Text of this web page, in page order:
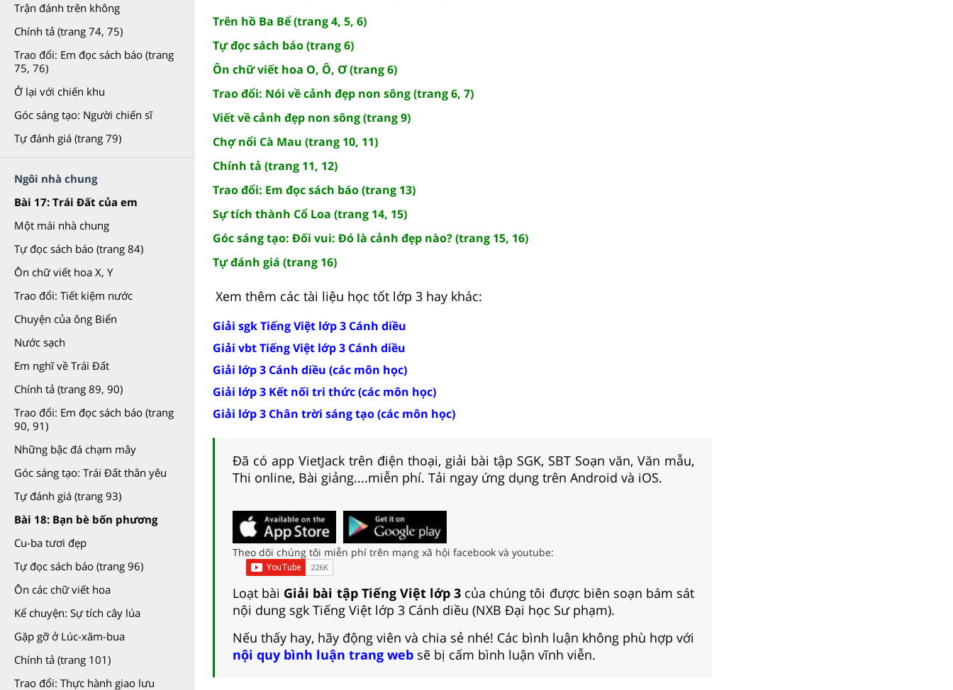
Trận đánh trên không
Chính tả (trang 74, 75)
Trao đổi: Em đọc sách báo (trang
75, 76)
Ở lại với chiến khu
Góc sáng tạo: Người chiến sĩ
Tự đánh giá (trang 79)
Ngôi nhà chung
Bài 17: Trái Đất của em
Một mái nhà chung
Tự đọc sách báo (trang 84)
Ôn chữ viết hoa X, Y
Trao đổi: Tiết kiệm nước
Chuyện của ông Biển
Nước sạch
Em nghĩ về Trái Đất
Chính tả (trang 89, 90)
Trao đổi: Em đọc sách báo (trang
90, 91)
Những bậc đá chạm mây
Góc sáng tạo: Trái Đất thân yêu
Tự đánh giá (trang 93)
Bài 18: Bạn bè bốn phương
Cu-ba tươi đẹp
Tự đọc sách báo (trang 96)
Ôn các chữ viết hoa
Kể chuyện: Sự tích cây lúa
Gặp gỡ ở Lúc-xăm-bua
Chính tả (trang 101)
Trao đổi: Thực hành giao lưu
Trên hồ Ba Bể (trang 4, 5, 6)
Tự đọc sách báo (trang 6)
Ôn chữ viết hoa O, Ô, Ơ (trang 6)
Trao đổi: Nói về cảnh đẹp non sông (trang 6, 7)
Viết về cảnh đẹp non sông (trang 9)
Chợ nổi Cà Mau (trang 10, 11)
Chính tả (trang 11, 12)
Trao đổi: Em đọc sách báo (trang 13)
Sự tích thành Cổ Loa (trang 14, 15)
Góc sáng tạo: Đối vui: Đó là cảnh đẹp nào? (trang 15, 16)
Tự đánh giá (trang 16)
Xem thêm các tài liệu học tốt lớp 3 hay khác:
Giải sgk Tiếng Việt lớp 3 Cánh diều
Giải vbt Tiếng Việt lớp 3 Cánh diều
Giải lớp 3 Cánh diều (các môn học)
Giải lớp 3 Kết nối tri thức (các môn học)
Giải lớp 3 Chân trời sáng tạo (các môn học)
Đã có app VietJack trên điện thoại, giải bài tập SGK, SBT Soạn văn, Văn mẫu,
Thi online, Bài giảng....miễn phí. Tải ngay ứng dụng trên Android và iOS.
Theo dõi chúng tôi miễn phí trên mạng xã hội facebook và youtube:
Loạt bài Giải bài tập Tiếng Việt lớp 3 của chúng tôi được biên soạn bám sát
nội dung sgk Tiếng Việt lớp 3 Cánh diều (NXB Đại học Sư phạm).
Nếu thấy hay, hãy động viên và chia sẻ nhé! Các bình luận không phù hợp với
nội quy bình luận trang web sẽ bị cấm bình luận vĩnh viễn.